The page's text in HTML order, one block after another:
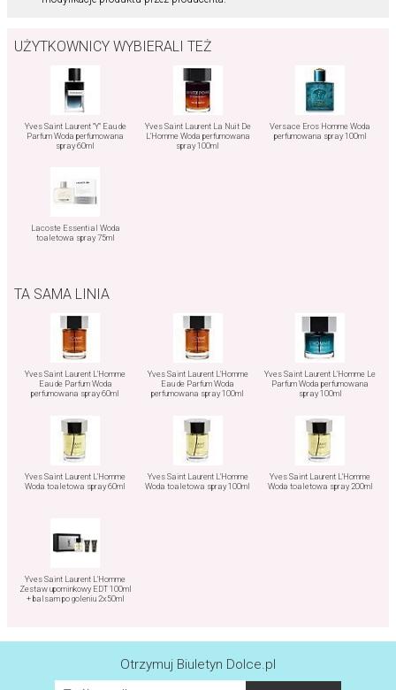
UŻYTKOWNICY WYBIERALI TEŻ
Yves Saint Laurent "Y" Eau de
Parfum Woda perfumowana
spray 60ml
Yves Saint Laurent La Nuit De
L'Homme Woda perfumowana
spray 100ml
Versace Eros Homme Woda
perfumowana spray 100ml
Lacoste Essential Woda
toaletowa spray 75ml
TA SAMA LINIA
Yves Saint Laurent L'Homme
Eau de Parfum Woda
perfumowana spray 60ml
Yves Saint Laurent L'Homme
Eau de Parfum Woda
perfumowana spray 100ml
Yves Saint Laurent L'Homme Le
Parfum Woda perfumowana
spray 100ml
Yves Saint Laurent L'Homme
Woda toaletowa spray 60ml
Yves Saint Laurent L'Homme
Woda toaletowa spray 100ml
Yves Saint Laurent L'Homme
Woda toaletowa spray 200ml
Yves Saint Laurent L'Homme
Zestaw upominkowy EDT 100ml
+ balsam po goleniu 2x50ml
Otrzymuj Biuletyn Dolce.pl